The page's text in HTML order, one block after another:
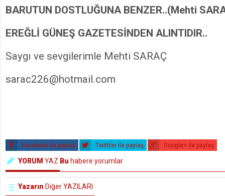
BARUTUN DOSTLUĞUNA BENZER..(Mehti
EREĞLİ GÜNEŞ GAZETESİNDEN ALINTIDIR..
Saygı ve sevgilerimle Mehti SARAÇ
sarac226@hotmail.com
Facebook ile paylaş Twittter ile paylaş Google+ ile paylaş
YORUM YAZ Bu habere yorumlar
Yazarın Diğer YAZILARI